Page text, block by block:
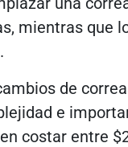
mientras que
de
e
costar entre